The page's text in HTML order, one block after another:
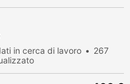
in cerca di lavoro
267